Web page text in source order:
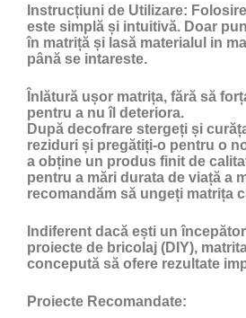
Instrucțiuni de Utilizare:
este simplă și intuitivă. Doar
în matriță și lasă materialul in
până se intareste.
Înlătură ușor matrița, fără să
pentru a nu îl deteriora.
După decofrare stergeți și
reziduri și pregătiți-o pentru o
a obține un produs finit de
pentru a mări durata de viață a
recomandăm să ungeți matrița
Indiferent dacă ești un
proiecte de bricolaj (DIY),
concepută să ofere rezultate
Proiecte Recomandate: